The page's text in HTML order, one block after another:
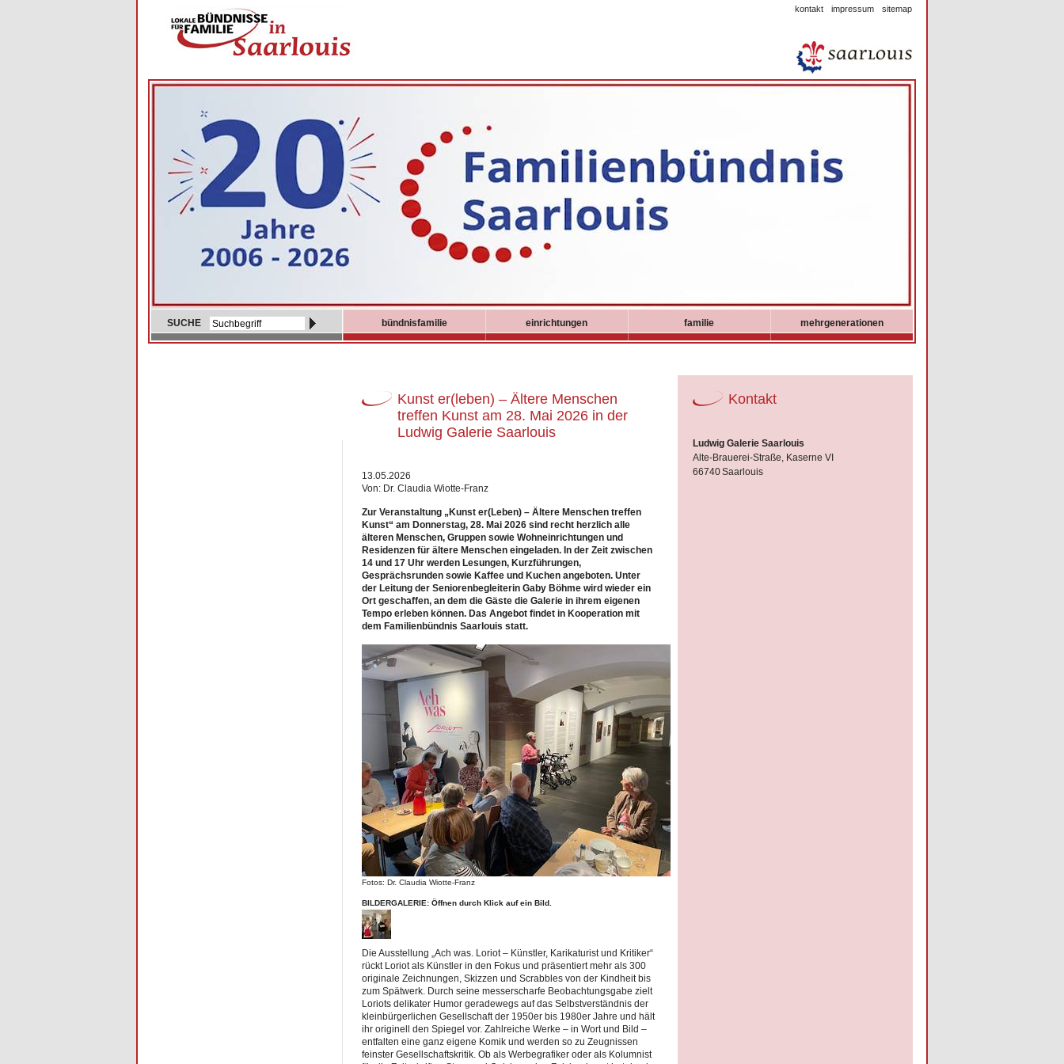
kontakt impressum sitemap
SUCHE bündnisfamilie einrichtungen familie mehrgenerationen
Kunst er(leben) – Ältere Menschen
treffen Kunst am 28. Mai 2026 in der
Ludwig Galerie Saarlouis
13.05.2026
Von: Dr. Claudia Wiotte-Franz
Zur Veranstaltung „Kunst er(Leben) – Ältere Menschen treffen
Kunst“ am Donnerstag, 28. Mai 2026 sind recht herzlich alle
älteren Menschen, Gruppen sowie Wohneinrichtungen und
Residenzen für ältere Menschen eingeladen. In der Zeit zwischen
14 und 17 Uhr werden Lesungen, Kurzführungen,
Gesprächsrunden sowie Kaffee und Kuchen angeboten. Unter
der Leitung der Seniorenbegleiterin Gaby Böhme wird wieder ein
Ort geschaffen, an dem die Gäste die Galerie in ihrem eigenen
Tempo erleben können. Das Angebot findet in Kooperation mit
dem Familienbündnis Saarlouis statt.
Fotos: Dr. Claudia Wiotte-Franz
BILDERGALERIE: Öffnen durch Klick auf ein Bild.
Die Ausstellung „Ach was. Loriot – Künstler, Karikaturist und Kritiker“
rückt Loriot als Künstler in den Fokus und präsentiert mehr als 300
originale Zeichnungen, Skizzen und Scrabbles von der Kindheit bis
zum Spätwerk. Durch seine messerscharfe Beobachtungsgabe zielt
Loriots delikater Humor geradewegs auf das Selbstverständnis der
kleinbürgerlichen Gesellschaft der 1950er bis 1980er Jahre und hält
ihr originell den Spiegel vor. Zahlreiche Werke – in Wort und Bild –
entfalten eine ganz eigene Komik und werden so zu Zeugnissen
feinster Gesellschaftskritik. Ob als Werbegrafiker oder als Kolumnist
Kontakt
Ludwig Galerie Saarlouis
Alte-Brauerei-Straße, Kaserne VI
66740Saarlouis